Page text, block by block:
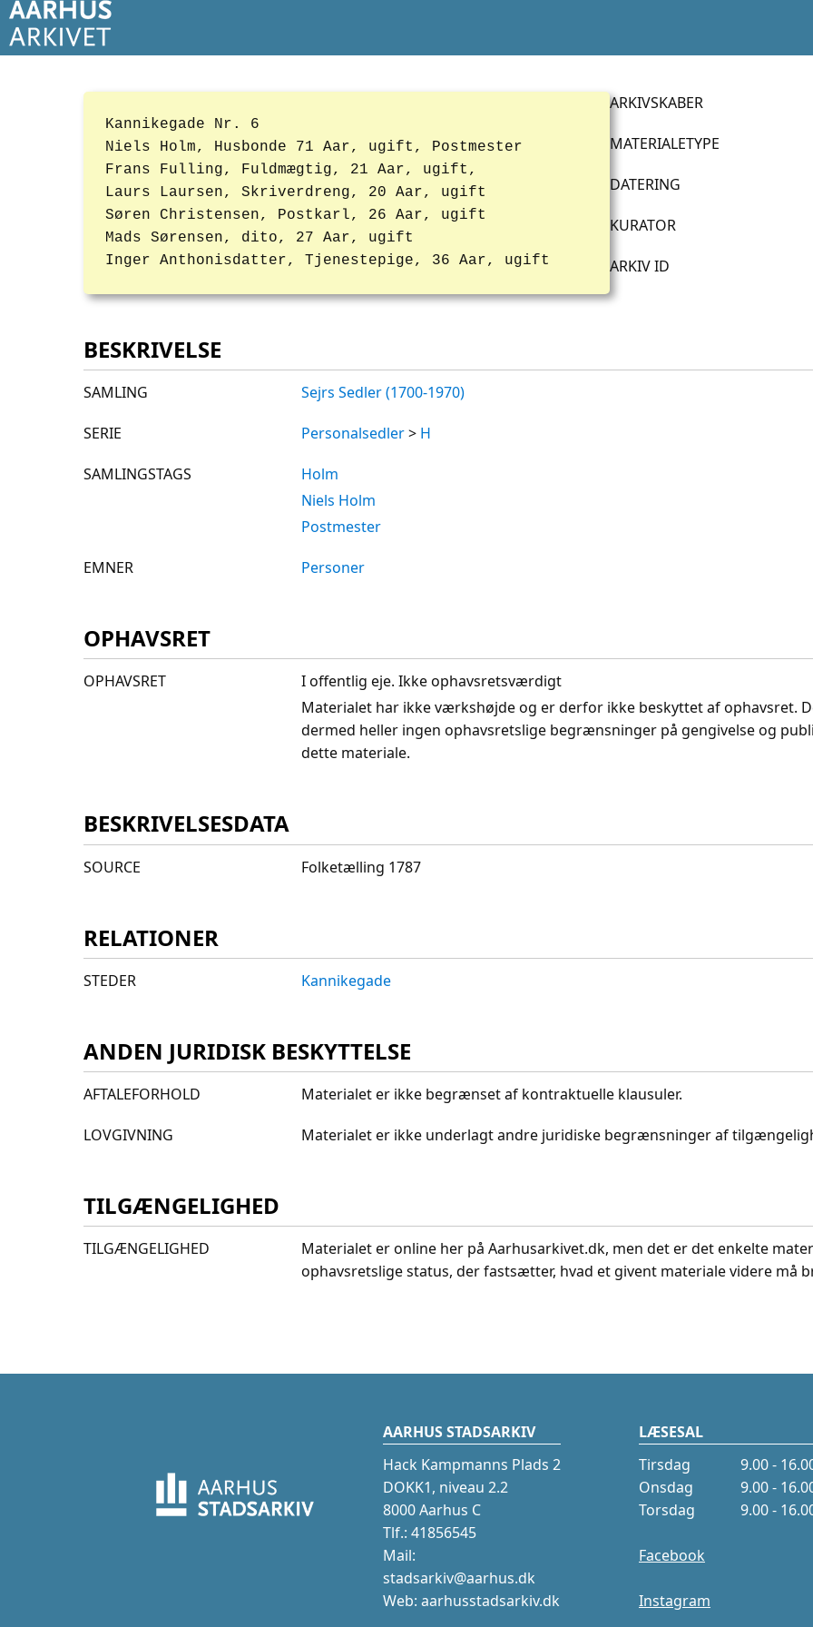
Kannikegade Nr. 6
Niels Holm, Husbonde 71 Aar, ugift, Postmester
Frans Fulling, Fuldmægtig, 21 Aar, ugift,
Laurs Laursen, Skriverdreng, 20 Aar, ugift
Søren Christensen, Postkarl, 26 Aar, ugift
Mads Sørensen, dito, 27 Aar, ugift
Inger Anthonisdatter, Tjenestepige, 36 Aar, ugift
ARKIVSKABER
MATERIALETYPE
DATERING
KURATOR
ARKIV ID
BESKRIVELSE
SAMLING Sejrs Sedler (1700-1970)
SERIE Personalsedler> H
SAMLINGSTAGS
Holm
Niels Holm
Postmester
EMNER Personer
OPHAVSRET
OPHAVSRET
I offentlig eje. Ikke ophavsretsværdigt
Materialet har ikke værkshøjde og er derfor ikke beskyttet af ophavsret.
dermed heller ingen ophavsretslige begrænsninger på gengivelse og
dette materiale.
BESKRIVELSESDATA
SOURCE Folketælling 1787
RELATIONER
STEDER Kannikegade
ANDEN JURIDISK BESKYTTELSE
AFTALEFORHOLD Materialet er ikke begrænset af kontraktuelle klausuler.
LOVGIVNING Materialet er ikke underlagt andre juridiske begrænsninger af
TILGÆNGELIGHED
TILGÆNGELIGHED
Materialet er online her på Aarhusarkivet.dk, men det er det enkelte
ophavsretslige status, der fastsætter, hvad et givent materiale videre må
AARHUS STADSARKIV
Hack Kampmanns Plads 2
DOKK1, niveau 2.2
8000 Aarhus C
Tlf.: 41856545
Mail:
stadsarkiv@aarhus.dk
Web: aarhusstadsarkiv.dk
LÆSESAL
Tirsdag
9.00 -
Onsdag
9.00 -
Torsdag
9.00 -
Facebook
Instagram